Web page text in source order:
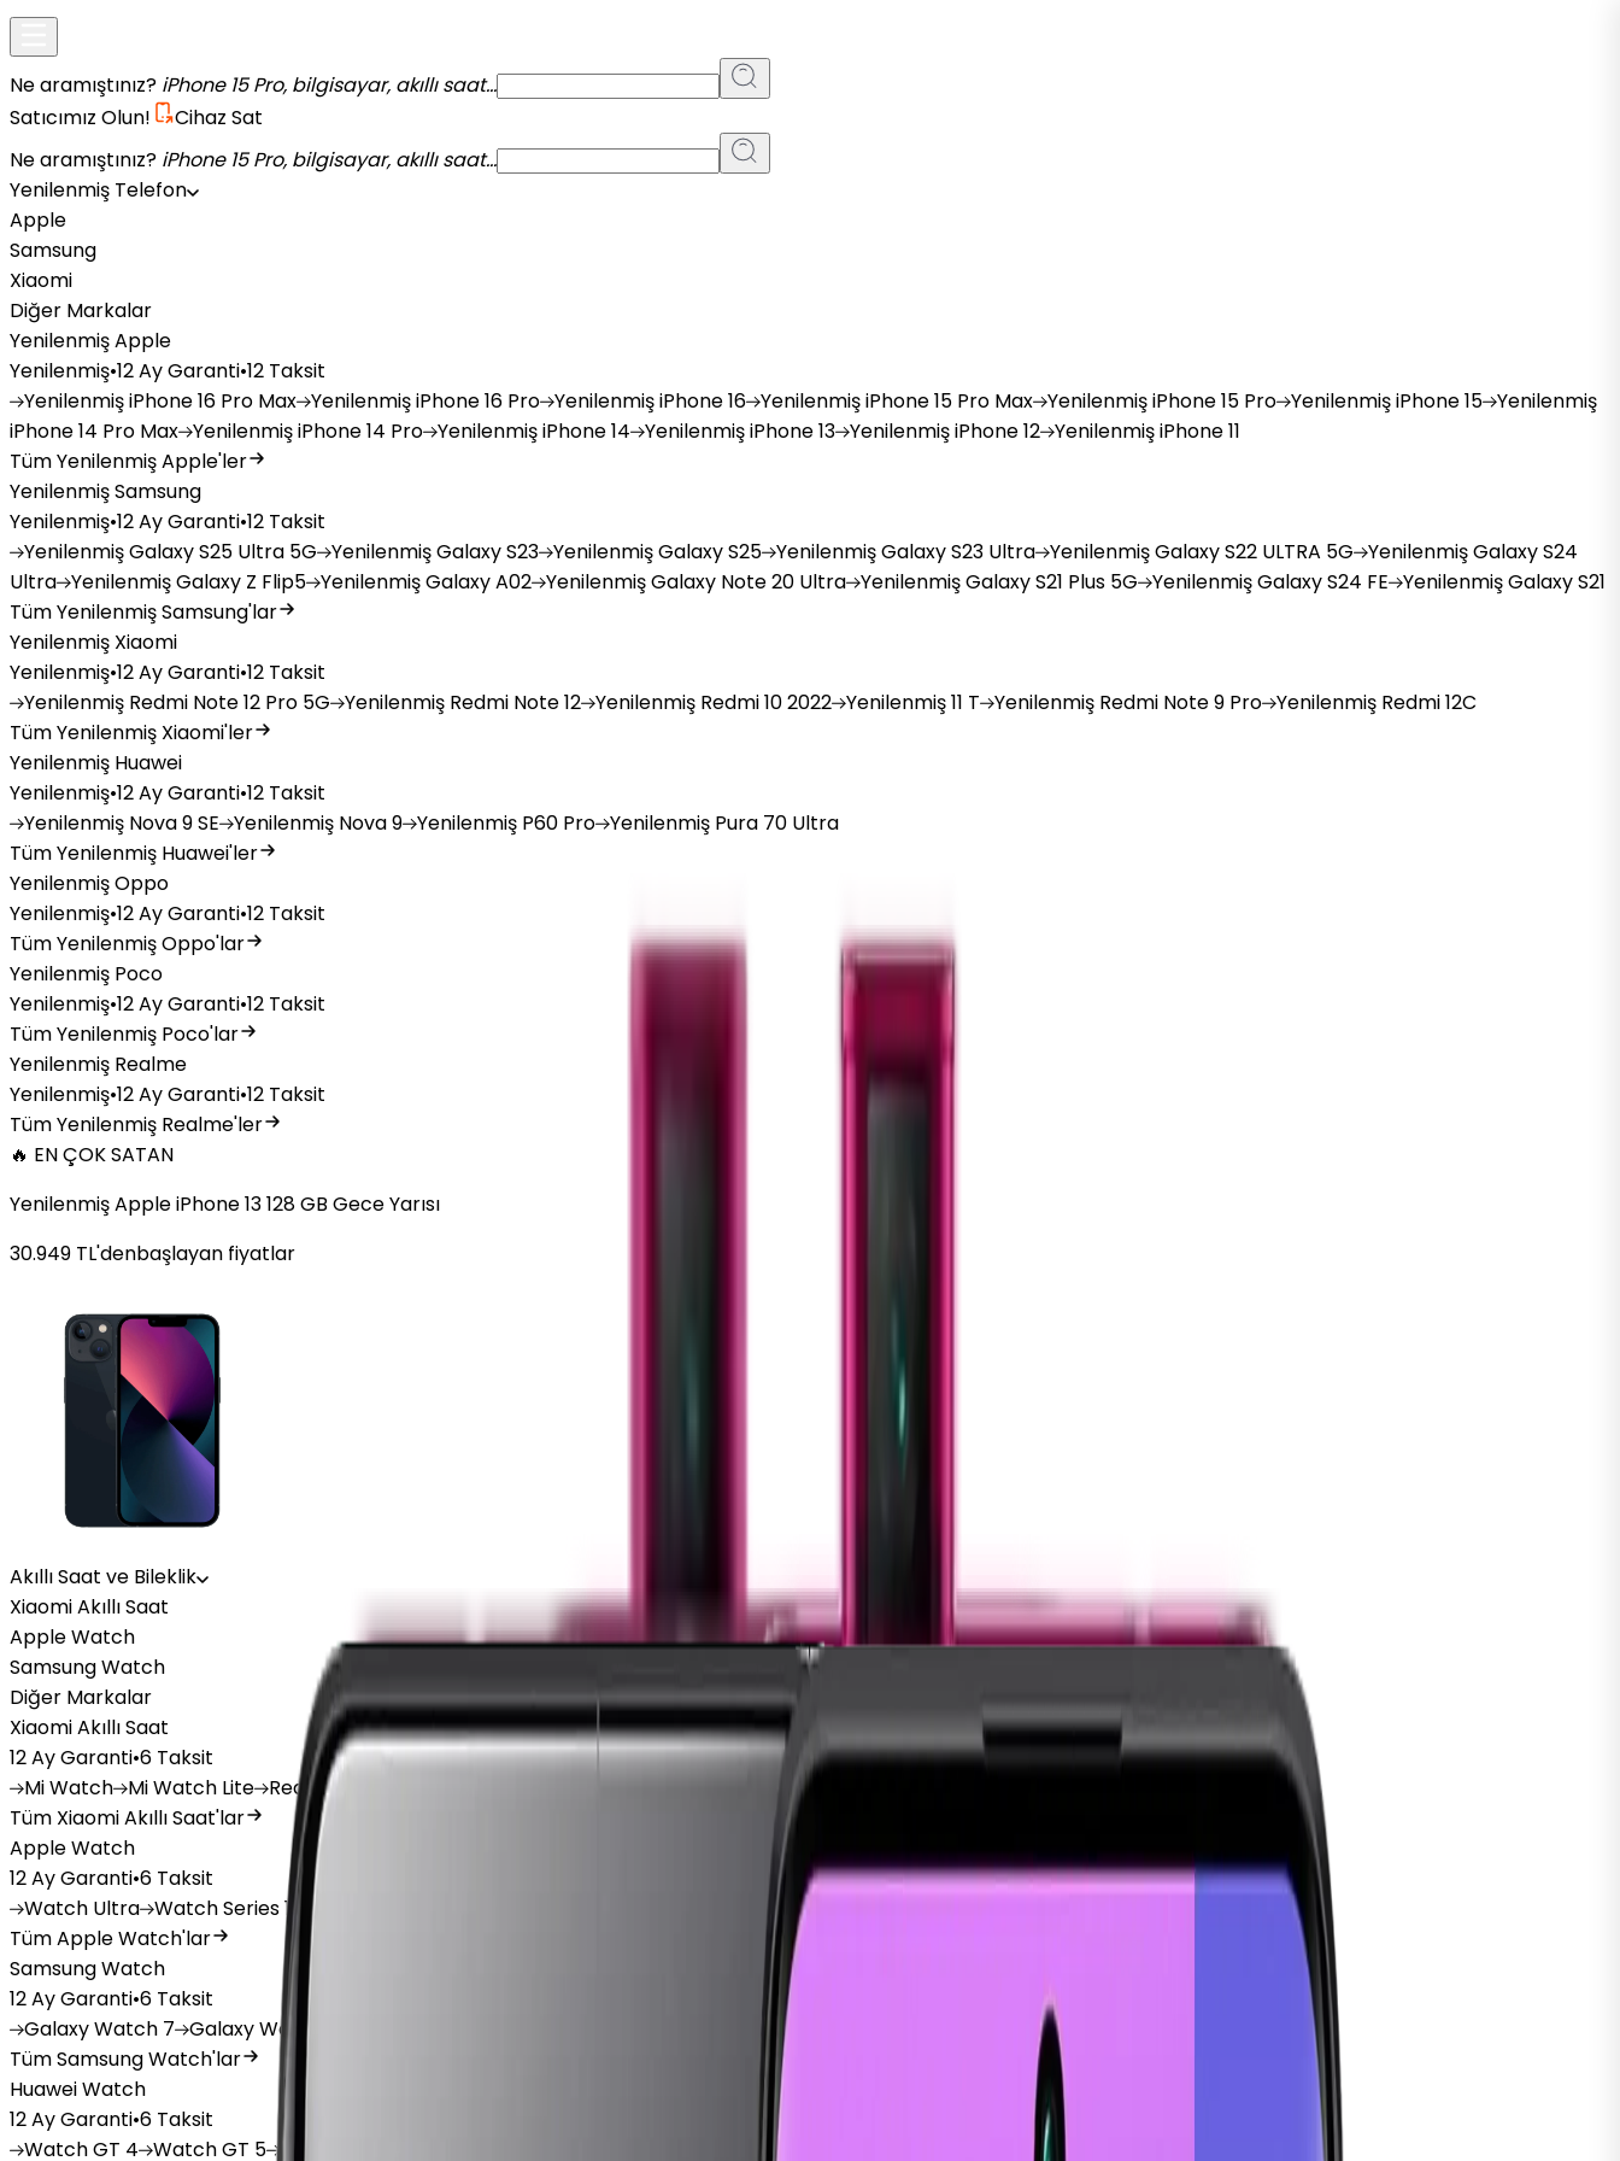
Ne aramıştınız? iPhone 15 Pro, bilgisayar, akıllı saat...
Satıcımız Olun!
Cihaz Sat
Ne aramıştınız? iPhone 15 Pro, bilgisayar, akıllı saat...
Yenilenmiş Telefon
Apple
Samsung
Xiaomi
Diğer Markalar
Yenilenmiş Apple
Yenilenmiş•12 Ay Garanti•12 Taksit
YenilenmişiPhone 16 Pro Max YenilenmişiPhone 16 Pro YenilenmişiPhone 16 YenilenmişiPhone 15 Pro Max YenilenmişiPhone 15 Pro YenilenmişiPhone 15 Yenilenmiş
iPhone 14 Pro Max YenilenmişiPhone 14 Pro YenilenmişiPhone 14 YenilenmişiPhone 13 YenilenmişiPhone 12 YenilenmişiPhone 11
Tüm Yenilenmiş Apple'ler
Yenilenmiş Samsung
Yenilenmiş•12 Ay Garanti•12 Taksit
YenilenmişGalaxy S25 Ultra 5G YenilenmişGalaxy S23 YenilenmişGalaxy S25 YenilenmişGalaxy S23 Ultra YenilenmişGalaxy S22 ULTRA 5G YenilenmişGalaxy S24
Ultra YenilenmişGalaxy Z Flip5 YenilenmişGalaxy A02 YenilenmişGalaxy Note 20 Ultra YenilenmişGalaxy S21 Plus 5G YenilenmişGalaxy S24 FE YenilenmişGalaxy S21
Tüm Yenilenmiş Samsung'lar
Yenilenmiş Xiaomi
Yenilenmiş•12 Ay Garanti•12 Taksit
Yenilenmiş Redmi Note 12 Pro 5G Yenilenmiş Redmi Note 12 Yenilenmiş Redmi 10 2022 Yenilenmiş11 T Yenilenmiş Redmi Note 9 Pro Yenilenmiş Redmi 12C
Tüm Yenilenmiş Xiaomi'ler
Yenilenmiş Huawei
Yenilenmiş•12 Ay Garanti•12 Taksit
Yenilenmiş Nova 9 SE Yenilenmiş Nova 9 Yenilenmiş P60 Pro Yenilenmiş Pura 70 Ultra
Tüm Yenilenmiş Huawei'ler
Yenilenmiş Oppo
Yenilenmiş•12 Ay Garanti•12 Taksit
Tüm Yenilenmiş Oppo'lar
Yenilenmiş Poco
Yenilenmiş•12 Ay Garanti•12 Taksit
Tüm Yenilenmiş Poco'lar
Yenilenmiş Realme
Yenilenmiş•12 Ay Garanti•12 Taksit
Tüm Yenilenmiş Realme'ler
🔥 EN ÇOK SATAN
Yenilenmiş Apple iPhone 13 128 GB Gece Yarısı
30.949 TL'denbaşlayan fiyatlar
Akıllı Saat ve Bileklik
Xiaomi Akıllı Saat
Apple Watch
Samsung Watch
Diğer Markalar
Xiaomi Akıllı Saat
12 Ay Garanti•6 Taksit
MiWatch MiWatch Lite RedmiWatch 3 Active
Watch 5 Active
Tüm Xiaomi Akıllı Saat'lar
Apple Watch
12 Ay Garanti•6 Taksit
Watch Ultra WatchSeries 10 Series 7 Watch
Tüm Apple Watch'lar
Samsung Watch
12 Ay Garanti•6 Taksit
GalaxyWatch 7 GalaxyWatch Ultra Galaxy Watch 6
Tüm Samsung Watch'lar
Huawei Watch
12 Ay Garanti•6 Taksit
WatchGT 4 WatchGT 5 Watch Watch GT3 Pro